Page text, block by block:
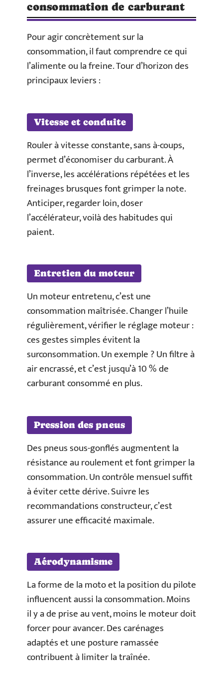
consommation de carburant
Pour agir concrètement sur la
consommation, il faut comprendre ce qui
l’alimente ou la freine. Tour d’horizon des
principaux leviers :
Vitesse et conduite
Rouler à vitesse constante, sans à-coups,
permet d’économiser du carburant. À
l’inverse, les accélérations répétées et les
freinages brusques font grimper la note.
Anticiper, regarder loin, doser
l’accélérateur, voilà des habitudes qui
paient.
Entretien du moteur
Un moteur entretenu, c’est une
consommation maîtrisée. Changer l’huile
régulièrement, vérifier le réglage moteur :
ces gestes simples évitent la
surconsommation. Un exemple ? Un filtre à
air encrassé, et c’est jusqu’à 10 % de
carburant consommé en plus.
Pression des pneus
Des pneus sous-gonflés augmentent la
résistance au roulement et font grimper la
consommation. Un contrôle mensuel suffit
à éviter cette dérive. Suivre les
recommandations constructeur, c’est
assurer une efficacité maximale.
Aérodynamisme
La forme de la moto et la position du pilote
influencent aussi la consommation. Moins
il y a de prise au vent, moins le moteur doit
forcer pour avancer. Des carénages
adaptés et une posture ramassée
contribuent à limiter la traînée.